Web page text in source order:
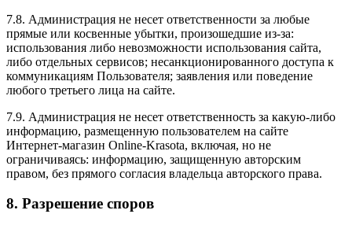
7.8. Администрация не несет ответственности за любые
прямые или косвенные убытки, произошедшие из-за:
использования либо невозможности использования сайта,
либо отдельных сервисов; несанкционированного доступа к
коммуникациям Пользователя; заявления или поведение
любого третьего лица на сайте.
7.9. Администрация не несет ответственность за какую-либо
информацию, размещенную пользователем на сайте
Интернет-магазин Online-Krasota, включая, но не
ограничиваясь: информацию, защищенную авторским
правом, без прямого согласия владельца авторского права.
8. Разрешение споров